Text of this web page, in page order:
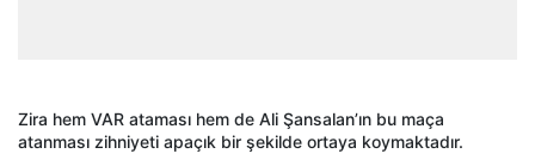
Zira hem VAR ataması hem de Ali Şansalan’ın bu maça
atanması zihniyeti apaçık bir şekilde ortaya koymaktadır.